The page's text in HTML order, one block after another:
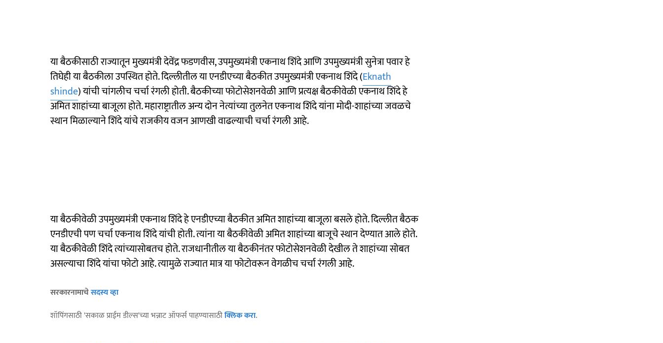
या बैठकीसाठी राज्यातून मुख्यमंत्री देवेंद्र फडणवीस, उपमुख्यमंत्री एकनाथ शिंदे आणि उपमुख्यमंत्री सुनेत्रा पवार हे
तिघेही या बैठकीला उपस्थित होते. दिल्लीतील या एनडीएच्या बैठकीत उपमुख्यमंत्री एकनाथ शिंदे (Eknath
shinde) यांची चांगलीच चर्चा रंगली होती. बैठकीच्या फोटोसेशनवेळी आणि प्रत्यक्ष बैठकीवेळी एकनाथ शिंदे हे
अमित शाहांच्या बाजूला होते. महाराष्ट्रातील अन्य दोन नेत्यांच्या तुलनेत एकनाथ शिंदे यांना मोदी-शाहांच्या जवळचे
स्थान मिळाल्याने शिंदे यांचे राजकीय वजन आणखी वाढल्याची चर्चा रंगली आहे.
या बैठकीवेळी उपमुख्यमंत्री एकनाथ शिंदे हे एनडीएच्या बैठकीत अमित शाहांच्या बाजूला बसले होते. दिल्लीत बैठक
एनडीएची पण चर्चा एकनाथ शिंदे यांची होती. त्यांना या बैठकीवेळी अमित शाहांच्या बाजूचे स्थान देण्यात आले होते.
या बैठकीवेळी शिंदे त्यांच्यासोबतच होते. राजधानीतील या बैठकीनंतर फोटोसेशनवेळी देखील ते शाहांच्या सोबत
असल्याचा शिंदे यांचा फोटो आहे. त्यामुळे राज्यात मात्र या फोटोवरून वेगळीच चर्चा रंगली आहे.
सरकारनामाचेसदस्य व्हा
शॉपिंगसाठी 'सकाळ प्राईम डील्स'च्या भन्नाट ऑफर्स पाहण्यासाठीक्लिक करा.